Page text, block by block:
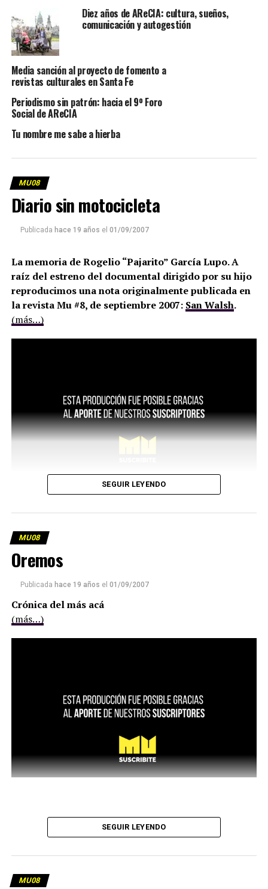
Diez años de AReCIA: cultura, sueños,
comunicación y autogestión
Media sanción al proyecto de fomento a
revistas culturales en Santa Fe
Periodismo sin patrón: hacia el 9º Foro
Social de AReCIA
Tu nombre me sabe a hierba
MU08
Diario sin motocicleta
Publicada hace 19 años el 01/09/2007
La memoria de Rogelio “Pajarito” García Lupo. A
raíz del estreno del documental dirigido por su hijo
reproducimos una nota originalmente publicada en
la revista Mu #8, de septiembre 2007: San Walsh.
(más…)
SEGUIR LEYENDO
MU08
Oremos
Publicada hace 19 años el 01/09/2007
Crónica del más acá
(más…)
SEGUIR LEYENDO
MU08